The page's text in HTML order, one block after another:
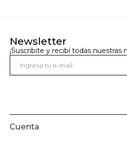
Newsletter
¡Suscribite y recibí todas nuestras
Cuenta